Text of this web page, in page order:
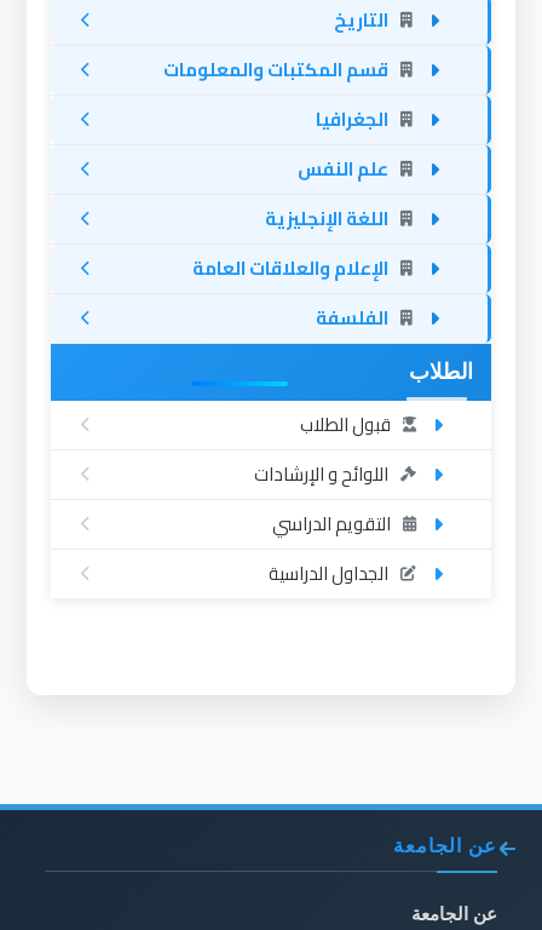
التاريخ
قسم المكتبات والمعلومات
الجغرافيا
علم النفس
اللغة الإنجليزية
الإعلام والعلاقات العامة
الفلسفة
الطلاب
قبول الطلاب
اللوائح و الإرشادات
التقويم الدراسي
الجداول الدراسية
عن الجامعة
عن الجامعة